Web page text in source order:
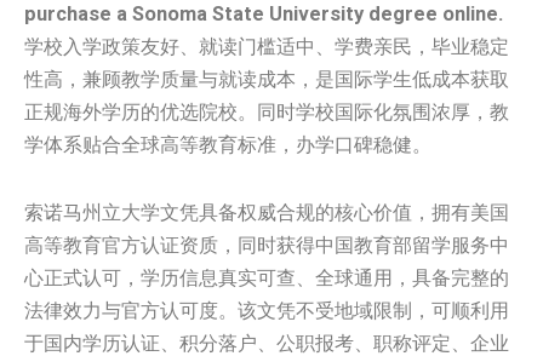
purchase a Sonoma State University degree online.
学校入学政策友好、就读门槛适中、学费亲民，毕业稳定
性高，兼顾教学质量与就读成本，是国际学生低成本获取
正规海外学历的优选院校。同时学校国际化氛围浓厚，教
学体系贴合全球高等教育标准，办学口碑稳健。
索诺马州立大学文凭具备权威合规的核心价值，拥有美国
高等教育官方认证资质，同时获得中国教育部留学服务中
心正式认可，学历信息真实可查、全球通用，具备完整的
法律效力与官方认可度。该文凭不受地域限制，可顺利用
于国内学历认证、积分落户、公职报考、职称评定、企业